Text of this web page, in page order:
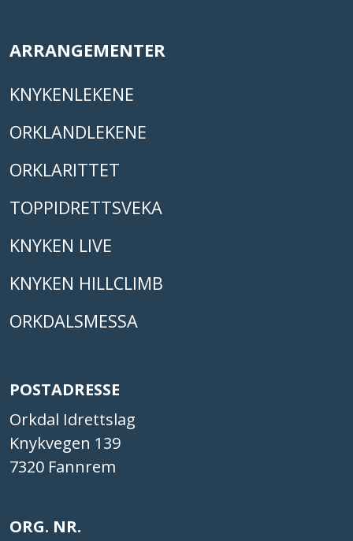
ARRANGEMENTER
KNYKENLEKENE
ORKLANDLEKENE
ORKLARITTET
TOPPIDRETTSVEKA
KNYKEN LIVE
KNYKEN HILLCLIMB
ORKDALSMESSA
POSTADRESSE
Orkdal Idrettslag
Knykvegen 139
7320 Fannrem
ORG. NR.